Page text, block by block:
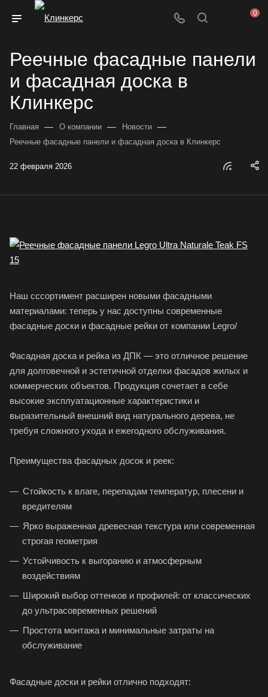
0
Реечные фасадные панели
и фасадная доска в
Клинкерс
Главная — О компании — Новости —
Реечные фасадные панели и фасадная доска в Клинкерс
22 февраля 2026
Наш сссортимент расширен новыми фасадными
материалами: теперь у нас доступны современные
фасадные доски и фасадные рейки от компании Legro/
Фасадная доска и рейка из ДПК — это отличное решение
для долговечной и эстетичной отделки фасадов жилых и
коммерческих объектов. Продукция сочетает в себе
высокие эксплуатационные характеристики и
выразительный внешний вид натурального дерева, не
требуя сложного ухода и ежегодного обслуживания.
Преимущества фасадных досок и реек:
Стойкость к влаге, перепадам температур, плесени и
вредителям
Ярко выраженная древесная текстура или современная
строгая геометрия
Устойчивость к выгоранию и атмосферным
воздействиям
Широкий выбор оттенков и профилей: от классических
до ультрасовременных решений
Простота монтажа и минимальные затраты на
обслуживание
Фасадные доски и рейки отлично подходят: